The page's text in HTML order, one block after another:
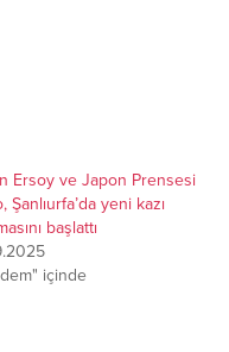
Ersoy ve Japon Prensesi
Şanlıurfa’da yeni kazı
başlattı
içinde